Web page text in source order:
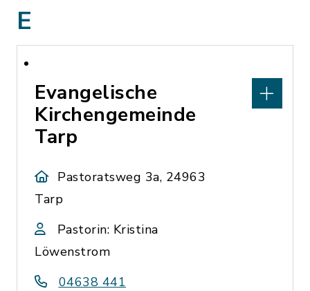
E
Evangelische
Kirchengemeinde
Tarp
Pastoratsweg 3a, 24963
Tarp
Pastorin: Kristina
Löwenstrom
04638 441